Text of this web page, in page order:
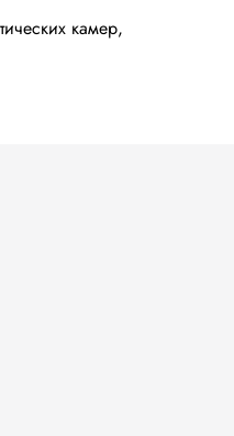
камер,